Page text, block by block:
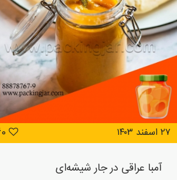
۲۷ اسفند ۱۴۰۳ 360
آمبا عراقی در جار شیشه‌ای